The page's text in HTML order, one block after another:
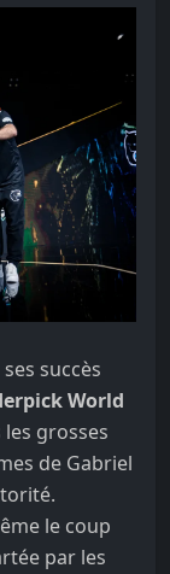
succès
World
grosses
de Gabriel
le coup
par les